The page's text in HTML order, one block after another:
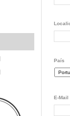
País
E-Mail